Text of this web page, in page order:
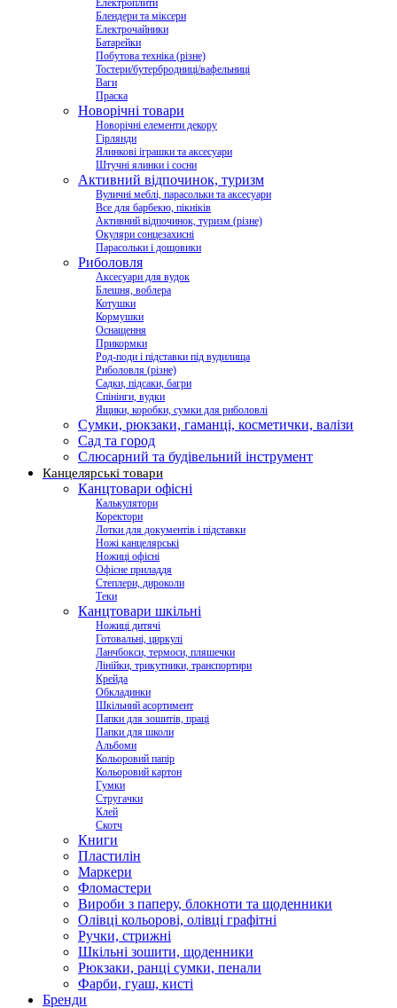
Електроплити
Блендери та міксери
Електрочайники
Батарейки
Побутова техніка (різне)
Тостери/бутербродниці/вафельниці
Ваги
Праска
Новорічні товари
Новорічні елементи декору
Гірлянди
Ялинкові іграшки та аксесуари
Штучні ялинки і сосни
Активний відпочинок, туризм
Вуличні меблі, парасольки та аксесуари
Все для барбекю, пікніків
Активний відпочинок, туризм (різне)
Окуляри сонцезахисні
Парасольки і дощовики
Риболовля
Аксесуари для вудок
Блешня, воблера
Котушки
Кормушки
Оснащення
Прикормки
Род-поди і підставки під вудилища
Риболовля (різне)
Садки, підсаки, багри
Спінінги, вудки
Ящики, коробки, сумки для риболовлі
Сумки, рюкзаки, гаманці, косметички, валізи
Сад та город
Слюсарний та будівельний інструмент
Канцелярські товари
Канцтовари офісні
Калькулятори
Коректори
Лотки для документів і підставки
Ножі канцелярські
Ножиці офісні
Офісне приладдя
Степлери, дироколи
Теки
Канцтовари шкільні
Ножиці дитячі
Готовальні, циркулі
Ланчбокси, термоси, пляшечки
Лінійки, трикутники, транспортири
Крейда
Обкладинки
Шкільний асортимент
Папки для зошитів, праці
Папки для школи
Альбоми
Кольоровий папір
Кольоровий картон
Гумки
Стругачки
Клей
Скотч
Книги
Пластилін
Маркери
Фломастери
Вироби з паперу, блокноти та щоденники
Олівці кольорові, олівці графітні
Ручки, стрижні
Шкільні зошити, щоденники
Рюкзаки, ранці сумки, пенали
Фарби, гуаш, кисті
Бренди